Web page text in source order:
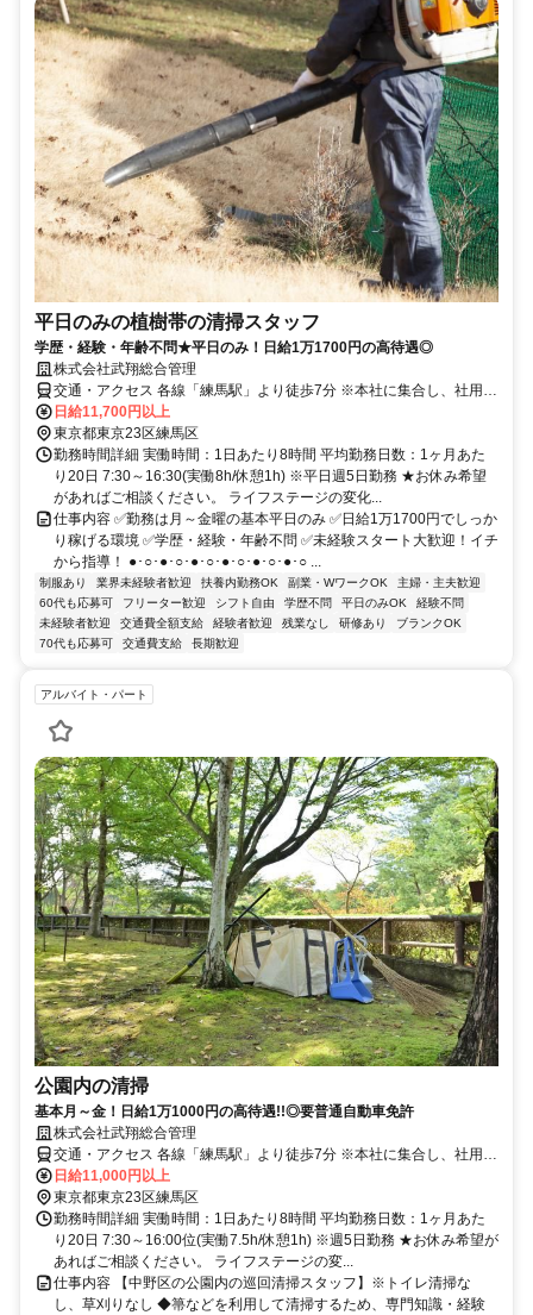
平日のみの植樹帯の清掃スタッフ
学歴・経験・年齢不問★平日のみ！日給1万1700円の高待遇◎
株式会社武翔総合管理
交通・アクセス 各線「練馬駅」より徒歩7分 ※本社に集合し、社用車
で指定されたエリアに向かいます！
日給11,700円以上
東京都東京23区練馬区
勤務時間詳細 実働時間：1日あたり8時間 平均勤務日数：1ヶ月あた
り20日 7:30～16:30(実働8h/休憩1h) ※平日週5日勤務 ★お休み希望
があればご相談ください。 ライフステージの変化...
仕事内容 ✅勤務は月～金曜の基本平日のみ ✅日給1万1700円でしっか
り稼げる環境 ✅学歴・経験・年齢不問 ✅未経験スタート大歓迎！イチ
から指導！ ●･○･●･○･●･○･●･○･●･○･●･○ ...
制服あり 業界未経験者歓迎 扶養内勤務OK 副業・WワークOK
主婦・主夫歓迎
60代も応募可
フリーター歓迎 シフト自由 学歴不問 平日のみOK
経験不問
未経験者歓迎
交通費全額支給 経験者歓迎 残業なし 研修あり
ブランクOK
70代も応募可
交通費支給 長期歓迎
アルバイト・パート
公園内の清掃
基本月～金！日給1万1000円の高待遇!!◎要普通自動車免許
株式会社武翔総合管理
交通・アクセス 各線「練馬駅」より徒歩7分 ※本社に集合し、社用車
で指定されたエリアに向かいます！
日給11,000円以上
東京都東京23区練馬区
勤務時間詳細 実働時間：1日あたり8時間 平均勤務日数：1ヶ月あた
り20日 7:30～16:00位(実働7.5h/休憩1h) ※週5日勤務 ★お休み希望が
あればご相談ください。 ライフステージの変...
仕事内容 【中野区の公園内の巡回清掃スタッフ】※トイレ清掃な
し、草刈りなし ◆箒などを利用して清掃するため、専門知識・経験